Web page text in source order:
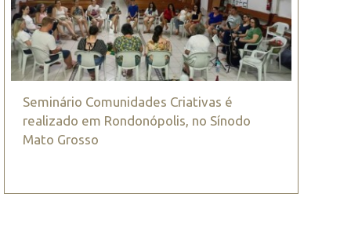
Seminário Comunidades Criativas é
realizado em Rondonópolis, no Sínodo
Mato Grosso